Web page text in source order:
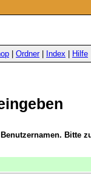
Ordner| Index Hilfe
Bitte